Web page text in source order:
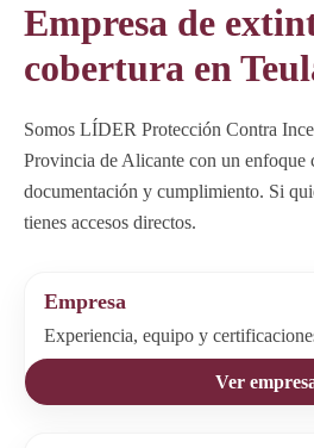
Empresa de
cobertura en
Somos LÍDER Protección Contra
Provincia de Alicante con un enfoque
documentación y cumplimiento. Si
tienes accesos directos.
Empresa
Experiencia, equipo y
Ver